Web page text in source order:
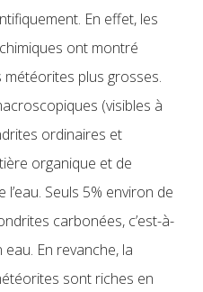
En effet, les
ont montré
météorites plus grosses.
(visibles à
ordinaires et
organique et de
Seuls 5% environ de
carbonées, c’est-à-
En revanche, la
sont riches en